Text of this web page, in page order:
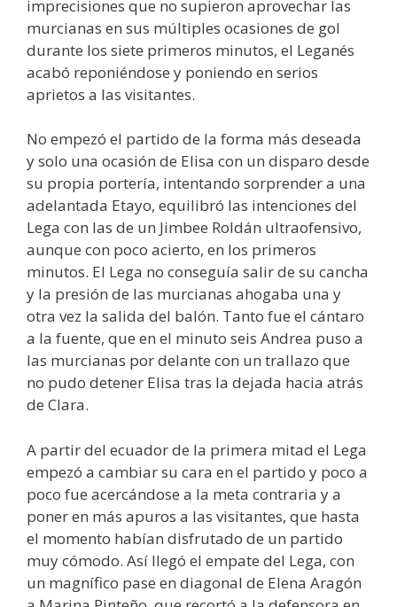
imprecisiones que no supieron aprovechar las
murcianas en sus múltiples ocasiones de gol
durante los siete primeros minutos, el Leganés
acabó reponiéndose y poniendo en serios
aprietos a las visitantes.
No empezó el partido de la forma más deseada
y solo una ocasión de Elisa con un disparo desde
su propia portería, intentando sorprender a una
adelantada Etayo, equilibró las intenciones del
Lega con las de un Jimbee Roldán ultraofensivo,
aunque con poco acierto, en los primeros
minutos. El Lega no conseguía salir de su cancha
y la presión de las murcianas ahogaba una y
otra vez la salida del balón. Tanto fue el cántaro
a la fuente, que en el minuto seis Andrea puso a
las murcianas por delante con un trallazo que
no pudo detener Elisa tras la dejada hacia atrás
de Clara.
A partir del ecuador de la primera mitad el Lega
empezó a cambiar su cara en el partido y poco a
poco fue acercándose a la meta contraria y a
poner en más apuros a las visitantes, que hasta
el momento habían disfrutado de un partido
muy cómodo. Así llegó el empate del Lega, con
un magnífico pase en diagonal de Elena Aragón